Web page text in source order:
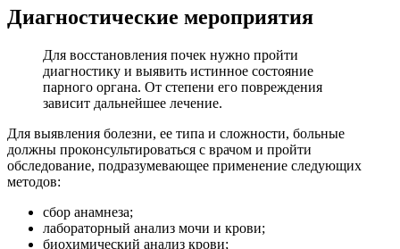
Диагностические мероприятия
Для восстановления почек нужно пройти
диагностику и выявить истинное состояние
парного органа. От степени его повреждения
зависит дальнейшее лечение.
Для выявления болезни, ее типа и сложности, больные
должны проконсультироваться с врачом и пройти
обследование, подразумевающее применение следующих
методов:
сбор анамнеза;
лабораторный анализ мочи и крови;
биохимический анализ крови;